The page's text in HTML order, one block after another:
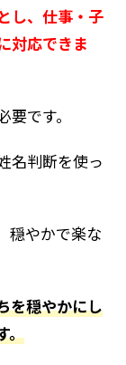
し、仕事・子
対応できま
です。
名判断を使っ
穏やかで楽な
を穏やかにし
。